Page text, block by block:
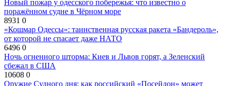
Новый пожар у одесского побережья: что известно о
поражённом судне в Чёрном море
8931 0
«Кошмар Одессы»: таинственная русская ракета «Бандероль»,
от которой не спасает даже НАТО
6496 0
Ночь огненного шторма: Киев и Львов горят, а Зеленский
сбежал в США
10608 0
Оружие Судного дня: как российский «Посейдон» может